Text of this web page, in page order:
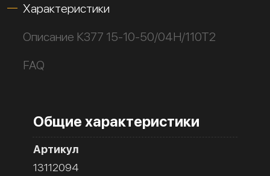
Характеристики
Описание К377 15-10-50/04Н/110Т2
FAQ
Общие характеристики
Артикул
13112094